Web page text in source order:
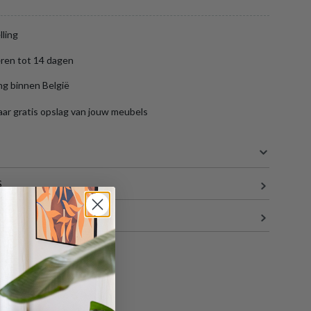
tot 14 dagen
binnen België
gratis opslag van jouw meubels
100 cm
280 cm
77 cm
71 kg